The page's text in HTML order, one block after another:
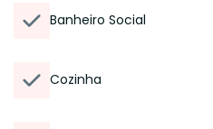
Banheiro Social
Cozinha